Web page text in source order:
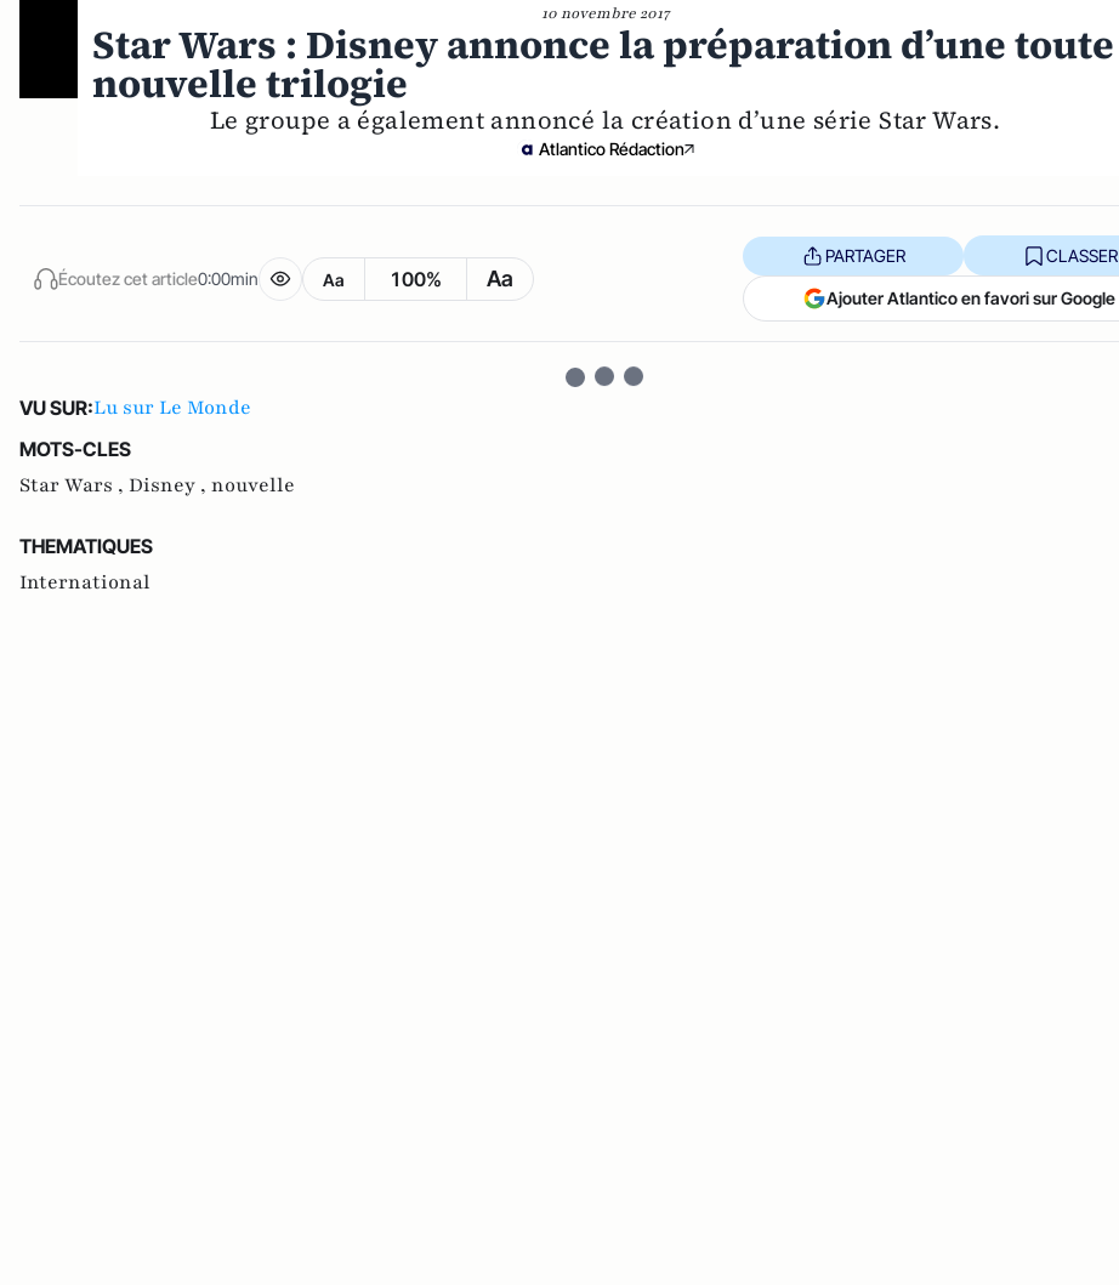
10 novembre 2017
Star Wars : Disney annonce la préparation d’une toute
nouvelle trilogie
Le groupe a également annoncé la création d’une série Star Wars.
Atlantico Rédaction
Écoutez cet article0:00min Aa 100% Aa
PARTAGER CLASSER
Ajouter Atlantico en favori sur Google
VU SUR:Lu sur Le Monde
MOTS-CLES
Star Wars , Disney , nouvelle
THEMATIQUES
International